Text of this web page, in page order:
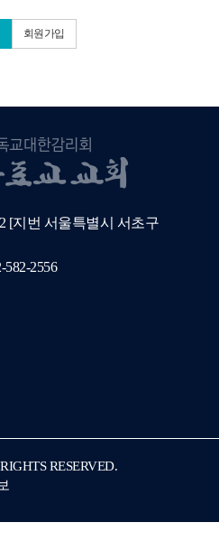
회원가입
[지번 서울특별시 서초구
582-2556
RESERVED.